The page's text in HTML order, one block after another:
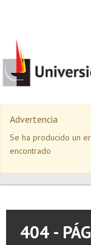
Advertencia
Se ha producido un
encontrado
404 -